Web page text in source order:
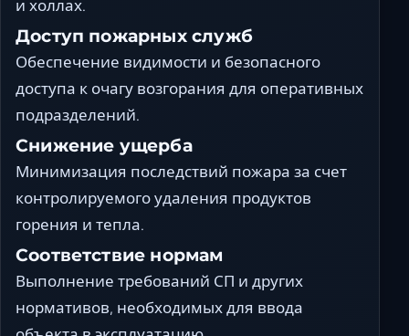
и холлах.
Доступ пожарных служб
Обеспечение видимости и безопасного
доступа к очагу возгорания для оперативных
подразделений.
Снижение ущерба
Минимизация последствий пожара за счет
контролируемого удаления продуктов
горения и тепла.
Соответствие нормам
Выполнение требований СП и других
нормативов, необходимых для ввода